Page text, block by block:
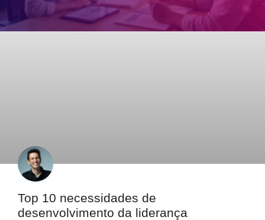
Top 10 necessidades de
desenvolvimento da liderança